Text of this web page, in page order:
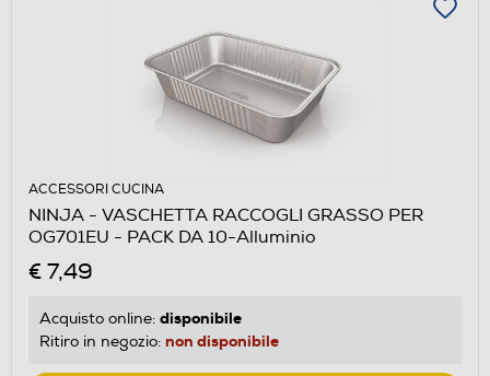
ACCESSORI CUCINA
NINJA - VASCHETTA RACCOGLI GRASSO PER
OG701EU - PACK DA 10-Alluminio
€ 7,49
Acquisto online: disponibile
Ritiro in negozio: non disponibile